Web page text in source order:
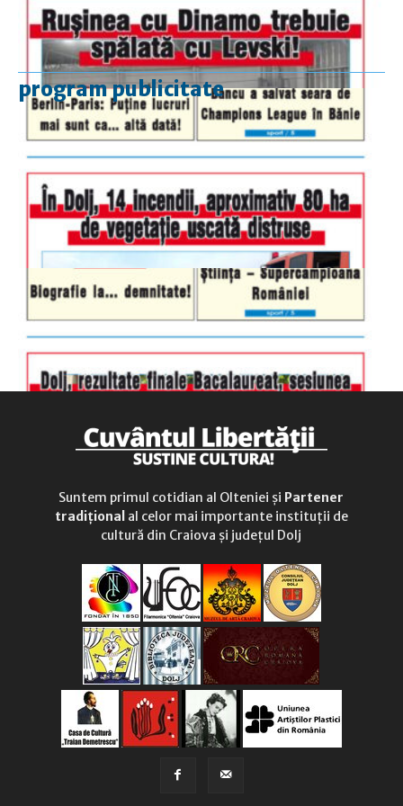
program publicitate
luni-vineri
9.00 - 17.00
duminică
9.00 - 12.00
Suntem primul cotidian al Olteniei și Partener
tradițional al celor mai importante instituții de
cultură din Craiova și județul Dolj